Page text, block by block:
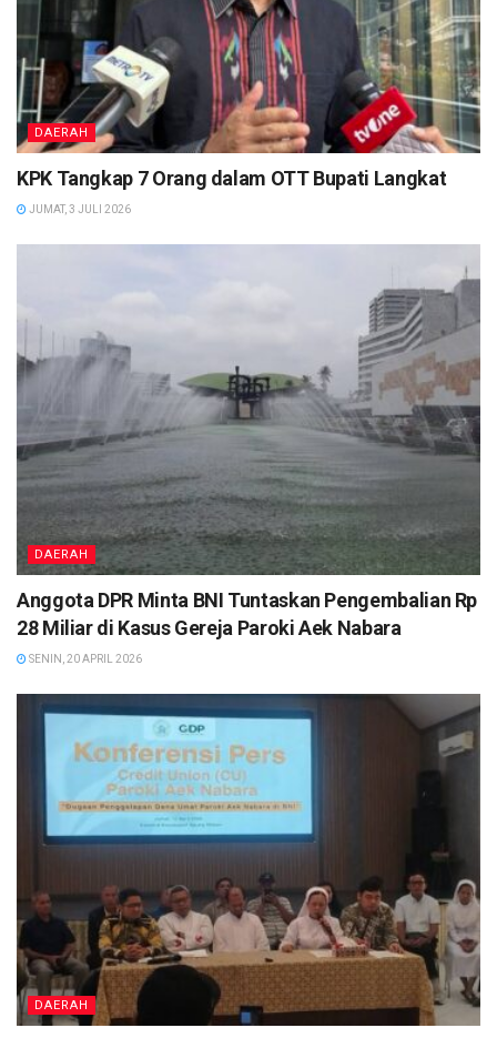
DAERAH
KPK Tangkap 7 Orang dalam OTT Bupati Langkat
JUMAT, 3 JULI 2026
DAERAH
Anggota DPR Minta BNI Tuntaskan Pengembalian Rp
28 Miliar di Kasus Gereja Paroki Aek Nabara
SENIN, 20 APRIL 2026
DAERAH